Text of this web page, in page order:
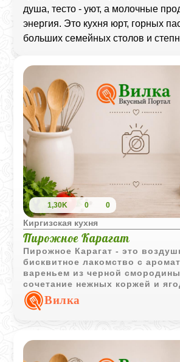
душа, тесто - уют, а молочные
энергия. Это кухня юрт, горных
больших семейных столов и
1,30K 0 0
Киргизская кухня
Пирожное Карагат
Пирожное Карагат - это
бисквитное лакомство с
вареньем из черной
сочетание нежных коржей и
делает этот десерт уютным
чаю или кофе.
Вилка